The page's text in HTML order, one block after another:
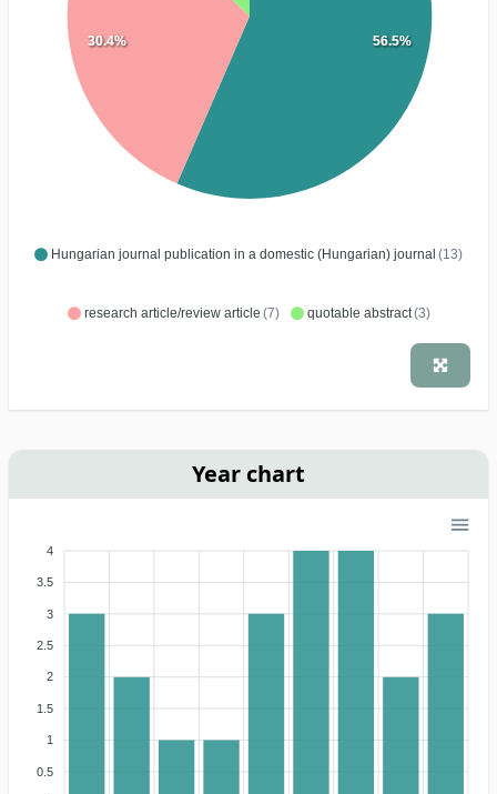
Hungarian journal publication in a domestic (Hungarian) journal (13)
research article/review article (7) quotable abstract(3)
56.5%
30.4%
Year chart
4
3.5
3
2.5
2
1.5
1
0.5